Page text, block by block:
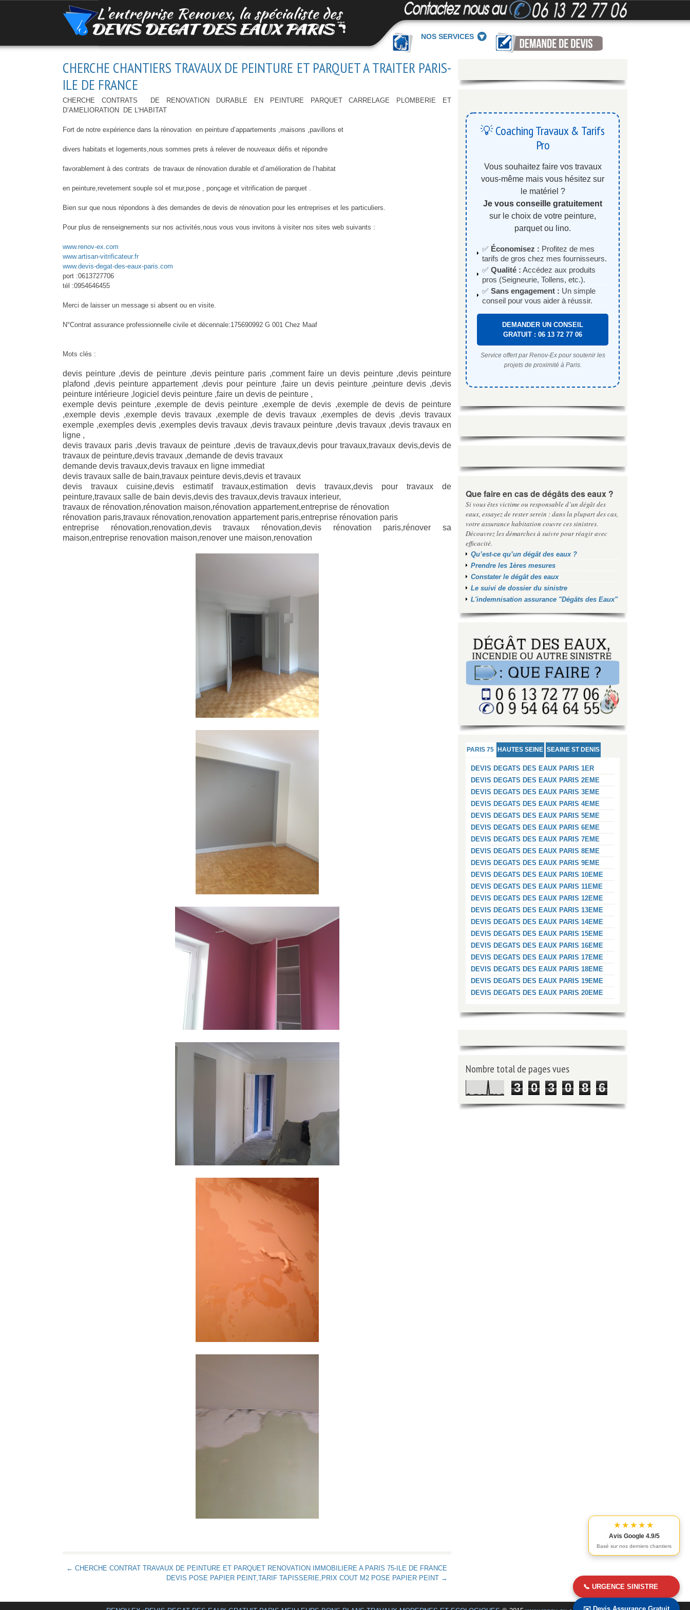
NOS SERVICES
CHERCHE CHANTIERS TRAVAUX DE PEINTURE ET PARQUET A TRAITER PARIS-
ILE DE FRANCE
CHERCHE CONTRATS DE RENOVATION DURABLE EN PEINTURE PARQUET CARRELAGE PLOMBERIE ET
D’AMELIORATION DE L’HABITAT
Fort de notre expérience dans la rénovation en peinture d’appartements ,maisons ,pavillons et
divers habitats et logements,nous sommes prets à relever de nouveaux défis et répondre
favorablement à des contrats de travaux de rénovation durable et d’amélioration de l’habitat
en peinture,revetement souple sol et mur,pose , ponçage et vitrification de parquet .
Bien sur que nous répondons à des demandes de devis de rénovation pour les entreprises et les particuliers.
Pour plus de renseignements sur nos activités,nous vous vous invitons à visiter nos sites web suivants :
www.renov-ex.com
www.artisan-vitrificateur.fr
www.devis-degat-des-eaux-paris.com
port :0613727706
tél :0954646455
Merci de laisser un message si absent ou en visite.
N°Contrat assurance professionnelle civile et décennale:175690992 G 001 Chez Maaf
Mots clés :
devis peinture ,devis de peinture ,devis peinture paris ,comment faire un devis peinture ,devis peinture
plafond ,devis peinture appartement ,devis pour peinture ,faire un devis peinture ,peinture devis ,devis
peinture intérieure ,logiciel devis peinture ,faire un devis de peinture ,
exemple devis peinture ,exemple de devis peinture ,exemple de devis ,exemple de devis de peinture
,exemple devis ,exemple devis travaux ,exemple de devis travaux ,exemples de devis ,devis travaux
exemple ,exemples devis ,exemples devis travaux ,devis travaux peinture ,devis travaux ,devis travaux en
ligne ,
devis travaux paris ,devis travaux de peinture ,devis de travaux,devis pour travaux,travaux devis,devis de
travaux de peinture,devis travaux ,demande de devis travaux
demande devis travaux,devis travaux en ligne immediat
devis travaux salle de bain,travaux peinture devis,devis et travaux
devis travaux cuisine,devis estimatif travaux,estimation devis travaux,devis pour travaux de
peinture,travaux salle de bain devis,devis des travaux,devis travaux interieur,
travaux de rénovation,rénovation maison,rénovation appartement,entreprise de rénovation
rénovation paris,travaux rénovation,renovation appartement paris,entreprise rénovation paris
entreprise rénovation,renovation,devis travaux rénovation,devis rénovation paris,rénover sa
maison,entreprise renovation maison,renover une maison,renovation
← CHERCHE CONTRAT TRAVAUX DE PEINTURE ET PARQUET RENOVATION IMMOBILIERE A PARIS 75-ILE DE FRANCE
DEVIS POSE PAPIER PEINT,TARIF TAPISSERIE,PRIX COUT M2 POSE PAPIER PEINT →
💡 Coaching Travaux & Tarifs
Pro
Vous souhaitez faire vos travaux
vous-même mais vous hésitez sur
le matériel ?
Je vous conseille gratuitement
sur le choix de votre peinture,
parquet ou lino.
✅ Économisez : Profitez de mes
tarifs de gros chez mes fournisseurs.
✅ Qualité : Accédez aux produits
pros (Seigneurie, Tollens, etc.).
✅ Sans engagement : Un simple
conseil pour vous aider à réussir.
DEMANDER UN CONSEIL
GRATUIT : 06 13 72 77 06
Service offert par Renov-Ex pour soutenir les
projets de proximité à Paris.
★★★★★
Avis Google 4.9/5
Basé sur nos derniers chantiers
📞 URGENCE SINISTRE
Que faire en cas de dégâts des eaux ?
Si vous êtes victime ou responsable d’un dégât des
eaux, essayez de rester serein : dans la plupart des cas,
votre assurance habitation couvre ces sinistres.
Découvrez les démarches à suivre pour réagir avec
efficacité.
Qu’est-ce qu’un dégât des eaux ?
Prendre les 1ères mesures
Constater le dégât des eaux
Le suivi de dossier du sinistre
L'indemnisation assurance "Dégâts des Eaux"
PARIS 75 HAUTES SEINE SEAINE ST DENIS
DEVIS DEGATS DES EAUX PARIS 1ER
DEVIS DEGATS DES EAUX PARIS 2EME
DEVIS DEGATS DES EAUX PARIS 3EME
DEVIS DEGATS DES EAUX PARIS 4EME
DEVIS DEGATS DES EAUX PARIS 5EME
DEVIS DEGATS DES EAUX PARIS 6EME
DEVIS DEGATS DES EAUX PARIS 7EME
DEVIS DEGATS DES EAUX PARIS 8EME
DEVIS DEGATS DES EAUX PARIS 9EME
DEVIS DEGATS DES EAUX PARIS 10EME
DEVIS DEGATS DES EAUX PARIS 11EME
DEVIS DEGATS DES EAUX PARIS 12EME
DEVIS DEGATS DES EAUX PARIS 13EME
DEVIS DEGATS DES EAUX PARIS 14EME
DEVIS DEGATS DES EAUX PARIS 15EME
DEVIS DEGATS DES EAUX PARIS 16EME
DEVIS DEGATS DES EAUX PARIS 17EME
DEVIS DEGATS DES EAUX PARIS 18EME
DEVIS DEGATS DES EAUX PARIS 19EME
DEVIS DEGATS DES EAUX PARIS 20EME
Nombre total de pages vues
3 0 3 0 8 6